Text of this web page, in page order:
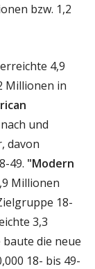
bzw. 1,2
4,9
Millionen in
und
davon
49. "Modern
Millionen
18-
3,3
die neue
18- bis 49-